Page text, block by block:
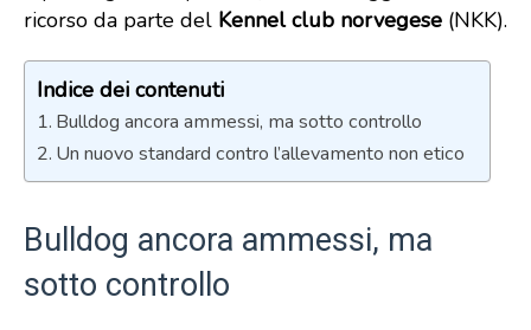
ricorso da parte del Kennel club norvegese (NKK).
Indice dei contenuti
Bulldog ancora ammessi, ma sotto controllo
Un nuovo standard contro l’allevamento non etico
Bulldog ancora ammessi, ma
sotto controllo